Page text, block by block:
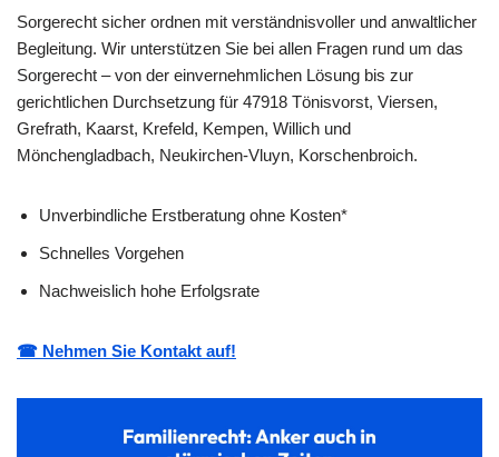
Sorgerecht sicher ordnen mit verständnisvoller und anwaltlicher
Begleitung. Wir unterstützen Sie bei allen Fragen rund um das
Sorgerecht – von der einvernehmlichen Lösung bis zur
gerichtlichen Durchsetzung für 47918 Tönisvorst, Viersen,
Grefrath, Kaarst, Krefeld, Kempen, Willich und
Mönchengladbach, Neukirchen-Vluyn, Korschenbroich.
Unverbindliche Erstberatung ohne Kosten*
Schnelles Vorgehen
Nachweislich hohe Erfolgsrate
☎ Nehmen Sie Kontakt auf!